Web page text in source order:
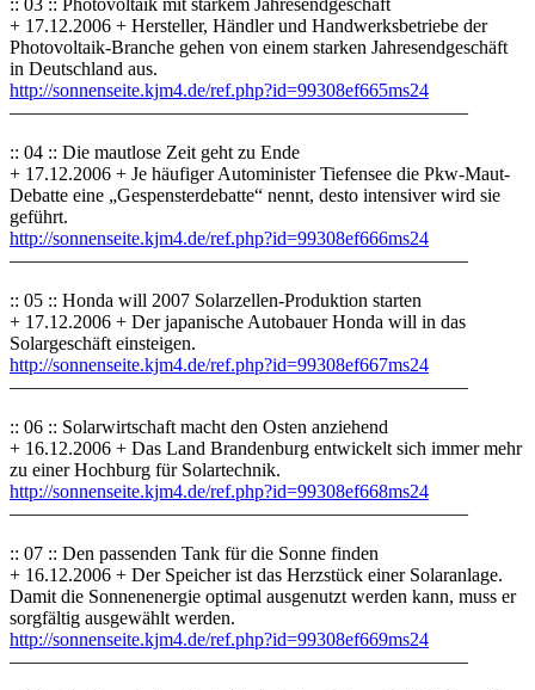
:: 03 :: Photovoltaik mit starkem Jahresendgeschäft
+ 17.12.2006 + Hersteller, Händler und Handwerksbetriebe der
Photovoltaik-Branche gehen von einem starken Jahresendgeschäft
in Deutschland aus.
http://sonnenseite.kjm4.de/ref.php?id=99308ef665ms24
————————————————————————
:: 04 :: Die mautlose Zeit geht zu Ende
+ 17.12.2006 + Je häufiger Autominister Tiefensee die Pkw-Maut-
Debatte eine „Gespensterdebatte“ nennt, desto intensiver wird sie
geführt.
http://sonnenseite.kjm4.de/ref.php?id=99308ef666ms24
————————————————————————
:: 05 :: Honda will 2007 Solarzellen-Produktion starten
+ 17.12.2006 + Der japanische Autobauer Honda will in das
Solargeschäft einsteigen.
http://sonnenseite.kjm4.de/ref.php?id=99308ef667ms24
————————————————————————
:: 06 :: Solarwirtschaft macht den Osten anziehend
+ 16.12.2006 + Das Land Brandenburg entwickelt sich immer mehr
zu einer Hochburg für Solartechnik.
http://sonnenseite.kjm4.de/ref.php?id=99308ef668ms24
————————————————————————
:: 07 :: Den passenden Tank für die Sonne finden
+ 16.12.2006 + Der Speicher ist das Herzstück einer Solaranlage.
Damit die Sonnenenergie optimal ausgenutzt werden kann, muss er
sorgfältig ausgewählt werden.
http://sonnenseite.kjm4.de/ref.php?id=99308ef669ms24
————————————————————————